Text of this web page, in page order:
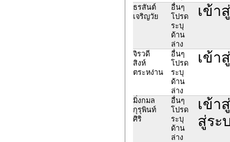
ธรสันต์
เจริญวัย
อื่นๆ
โปรด
ระบุ
ด้าน
ล่าง
เข้า
จิรวดี
สิงห์
ตระหง่าน
อื่นๆ
โปรด
ระบุ
ด้าน
ล่าง
เข้า
มิ่งกมล
กุรุพินท์
ศิริ
อื่นๆ
โปรด
ระบุ
ด้าน
ล่าง
เข้า
สู่ระ